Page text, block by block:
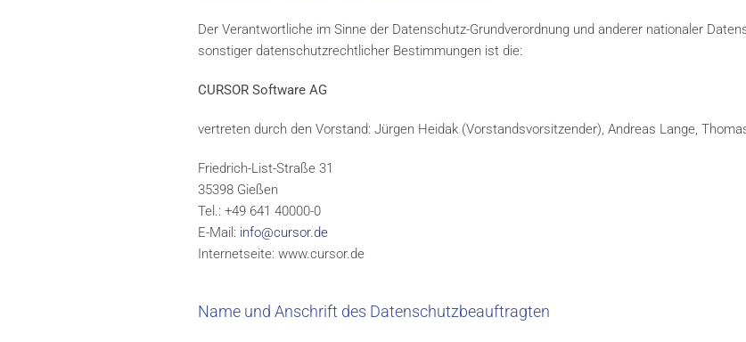
Der Verantwortliche im Sinne der Datenschutz-Grundverordnung und anderer nationaler
sonstiger datenschutzrechtlicher Bestimmungen ist die:
CURSOR Software AG
vertreten durch den Vorstand: Jürgen Heidak (Vorstandsvorsitzender), Andreas Lange,
Friedrich-List-Straße 31
35398 Gießen
Tel.: +49 641 40000-0
E-Mail: info@cursor.de
Internetseite: www.cursor.de
Name und Anschrift des Datenschutzbeauftragten